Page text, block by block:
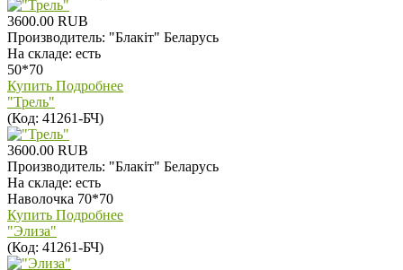
3600.00 RUB
Производитель: "Блакiт" Беларусь
На складе: есть
50*70
Купить Подробнее
"Трель"
(Код: 41261-БЧ)
3600.00 RUB
Производитель: "Блакiт" Беларусь
На складе: есть
Наволочка 70*70
Купить Подробнее
"Элиза"
(Код: 41261-БЧ)